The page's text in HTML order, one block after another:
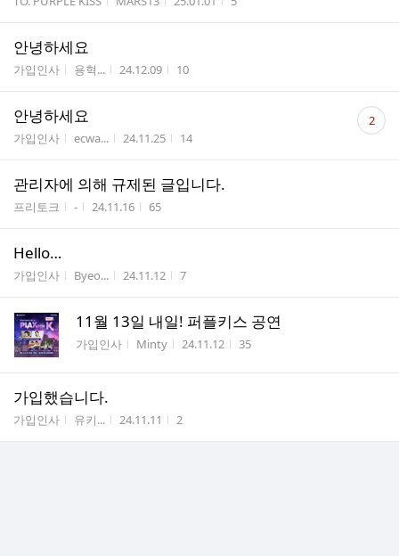
안녕하세요
게시판명
가입인사 작성자
용혁... 작성시간
24.12.09 조회수
10
안녕하세요
게시판명
가입인사 작성자
ecwa... 작성시간
24.11.25 조회수
14
댓
글 2
관리자에 의해 규제된 글입니다.
게시판명
프리토크 작성자
- 작성시간
24.11.16 조회수
65
Hello…
게시판명
가입인사 작성자
Byeo... 작성시간
24.11.12 조회수
7
11월 13일 내일! 퍼플키스 공연
게시판명
가입인사 작성자
Minty 작성시간
24.11.12 조회수
35
가입했습니다.
게시판명
가입인사 작성자
유키... 작성시간
24.11.11 조회수
2